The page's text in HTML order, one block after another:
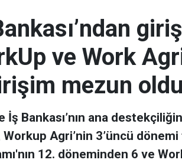
ve Work
mezun oldu
İş Bankası’nın ana
Workup Agri’nin 3’üncü
12. döneminden 6 ve